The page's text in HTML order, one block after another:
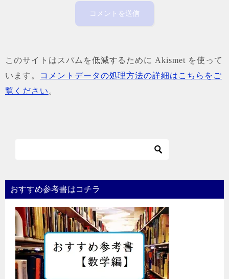
このサイトはスパムを低減するために Akismet を使って
います。
コメントデータの処理方法の詳細はこちらをご
覧ください 。
おすすめ参考書はコチラ